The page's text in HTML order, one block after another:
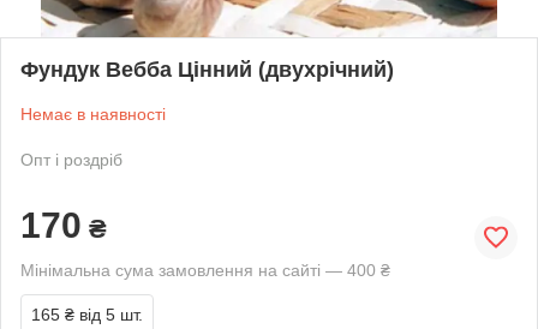
Фундук Вебба Цінний (двухрічний)
Немає в наявності
Опт і роздріб
170 ₴
Мінімальна сума замовлення на сайті — 400 ₴
165 ₴ від 5 шт.